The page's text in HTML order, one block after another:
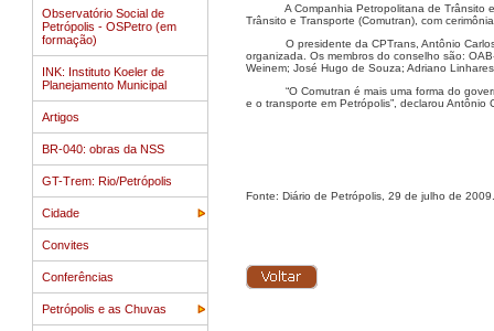
Observatório Social de
Petrópolis - OSPetro (em
formação)
INK: Instituto Koeler de
Planejamento Municipal
Artigos
BR-040: obras da NSS
GT-Trem: Rio/Petrópolis
Cidade
Convites
Conferências
Petrópolis e as Chuvas
A Companhia Petropolitana de Trânsito
Trânsito e Transporte (Comutran), com
O presidente da CPTrans, Antônio
organizada. Os membros do conselho são:
Weinem; José Hugo de Souza; Adriano
“O Comutran é mais uma forma do
e o transporte em Petrópolis”, declarou Antônio
Fonte: Diário de Petrópolis, 29 de julho de 2009.